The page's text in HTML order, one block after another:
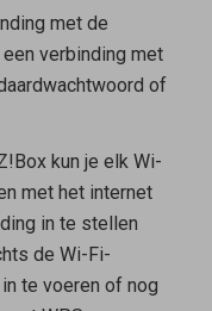
met de
verbinding met
of
kun je elk Wi-
met het internet
in te stellen
de Wi-Fi-
te voeren of nog